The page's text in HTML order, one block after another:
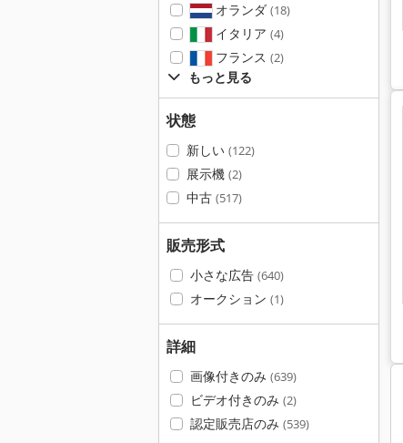
オランダ (18)
イタリア (4)
フランス (2)
もっと見る
状態
新しい (122)
展示機 (2)
中古 (517)
販売形式
小さな広告 (640)
オークション (1)
詳細
画像付きのみ (639)
ビデオ付きのみ (2)
認定販売店のみ (539)
Siemens Sicalis Siemens